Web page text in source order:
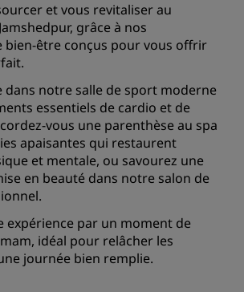
et vous revitaliser au
grâce à nos
bien-être conçus pour vous offrir
dans notre salle de sport moderne
essentiels de cardio et de
une parenthèse au spa
apaisantes qui restaurent
et mentale, ou savourez une
en beauté dans notre salon de
expérience par un moment de
idéal pour relâcher les
journée bien remplie.